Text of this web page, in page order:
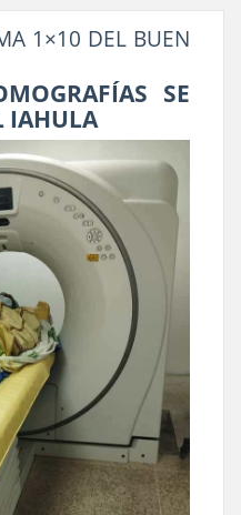
1×10 DEL BUEN
SE
IAHULA